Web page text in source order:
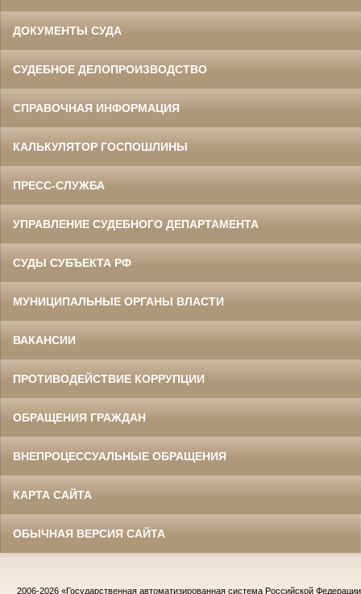
ДОКУМЕНТЫ СУДА
СУДЕБНОЕ ДЕЛОПРОИЗВОДСТВО
СПРАВОЧНАЯ ИНФОРМАЦИЯ
КАЛЬКУЛЯТОР ГОСПОШЛИНЫ
ПРЕСС-СЛУЖБА
УПРАВЛЕНИЕ СУДЕБНОГО ДЕПАРТАМЕНТА
СУДЫ СУБЪЕКТА РФ
МУНИЦИПАЛЬНЫЕ ОРГАНЫ ВЛАСТИ
ВАКАНСИИ
ПРОТИВОДЕЙСТВИЕ КОРРУПЦИИ
ОБРАЩЕНИЯ ГРАЖДАН
ВНЕПРОЦЕССУАЛЬНЫЕ ОБРАЩЕНИЯ
КАРТА САЙТА
ОБЫЧНАЯ ВЕРСИЯ САЙТА
2006-2026 «Государственная автоматизированная система Российской